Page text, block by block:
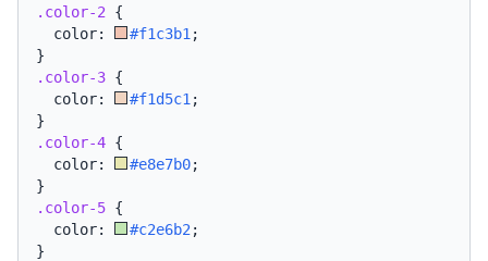
.color-2 {
  color:
#f1c3b1 ;
}
.color-3 {
  color:
#f1d5c1 ;
}
.color-4 {
  color:
#e8e7b0;
}
.color-5 {
  color:
#c2e6b2 ;
}